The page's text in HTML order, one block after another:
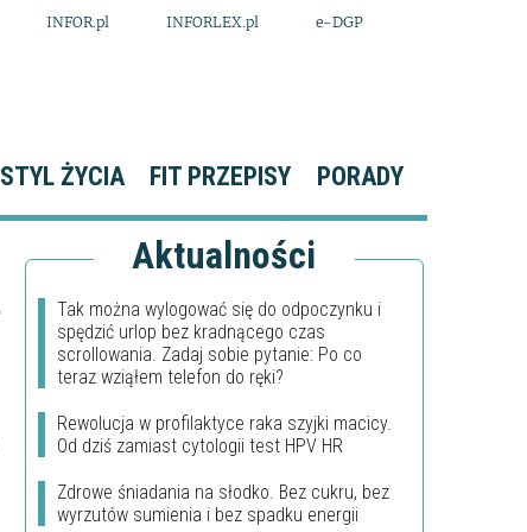
INFOR.pl INFORLEX.pl e-DGP
STYL ŻYCIA FIT PRZEPISY PORADY
Aktualności
Tak można wylogować się do odpoczynku i
spędzić urlop bez kradnącego czas
scrollowania. Zadaj sobie pytanie: Po co
teraz wziąłem telefon do ręki?
Rewolucja w profilaktyce raka szyjki macicy.
Od dziś zamiast cytologii test HPV HR
Zdrowe śniadania na słodko. Bez cukru, bez
wyrzutów sumienia i bez spadku energii